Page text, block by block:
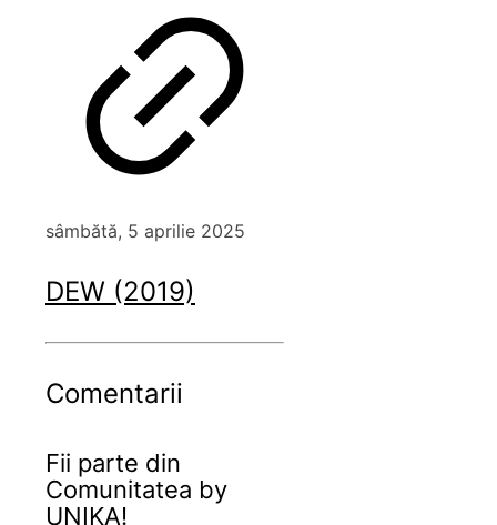
sâmbătă, 5 aprilie 2025
DEW (2019)
Comentarii
Fii parte din
Comunitatea by
UNIKA!